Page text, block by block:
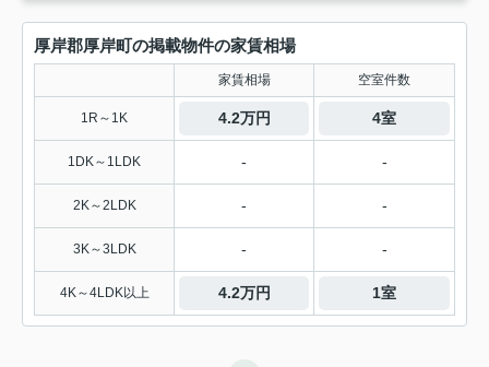
厚岸郡厚岸町の掲載物件の家賃相場
家賃相場 空室件数
1R～1K 4.2万円 4室
1DK～1LDK - -
2K～2LDK - -
3K～3LDK - -
4K～4LDK以上 4.2万円 1室